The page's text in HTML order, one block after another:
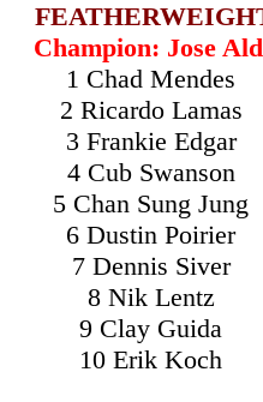
Champion: Jose
1 Chad Mendes
2 Ricardo Lamas
3 Frankie Edgar
4 Cub Swanson
5 Chan Sung Jung
6 Dustin Poirier
7 Dennis Siver
8 Nik Lentz
9 Clay Guida
10 Erik Koch